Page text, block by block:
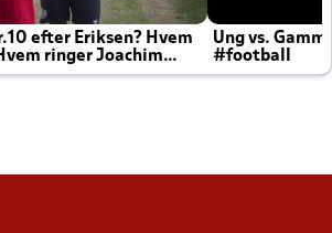
efter Eriksen? Hvem
ringer Joachim
Ung vs.
#football